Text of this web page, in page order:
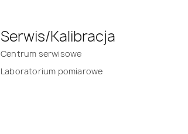
Serwis/Kalibracja
Centrum serwisowe
Laboratorium pomiarowe